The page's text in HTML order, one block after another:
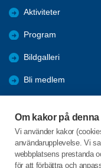
Om kakor på
Vi använder kakor
användarupplevelse. Vi
webbplatsens prestanda
för att förbättra och
Aktiviteter
Program
Bildgalleri
Bli medlem
Nyheter